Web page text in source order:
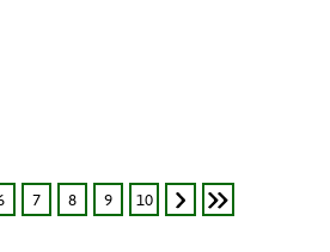
7 8 9 10